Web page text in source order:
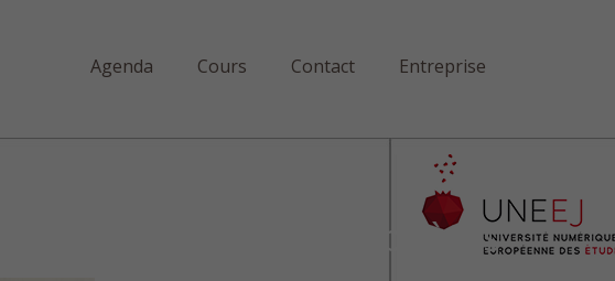
Agenda Cours Contact Entreprise
– MOOC 2 Les Prophètes